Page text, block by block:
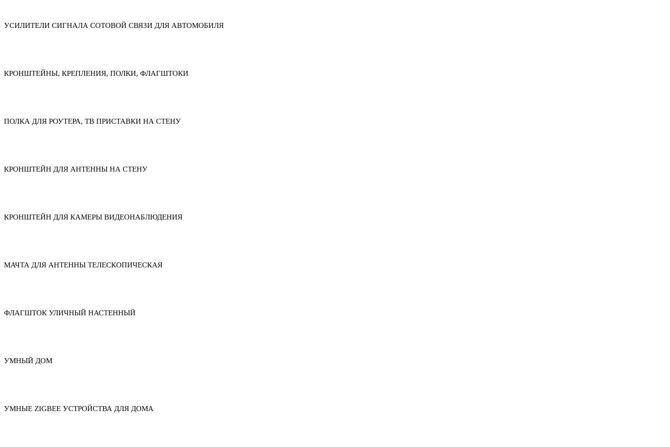
УСИЛИТЕЛИ СИГНАЛА СОТОВОЙ СВЯЗИ ДЛЯ АВТОМОБИЛЯ
КРОНШТЕЙНЫ, КРЕПЛЕНИЯ, ПОЛКИ, ФЛАГШТОКИ
ПОЛКА ДЛЯ РОУТЕРА, ТВ ПРИСТАВКИ НА СТЕНУ
КРОНШТЕЙН ДЛЯ АНТЕННЫ НА СТЕНУ
КРОНШТЕЙН ДЛЯ КАМЕРЫ ВИДЕОНАБЛЮДЕНИЯ
МАЧТА ДЛЯ АНТЕННЫ ТЕЛЕСКОПИЧЕСКАЯ
ФЛАГШТОК УЛИЧНЫЙ НАСТЕННЫЙ
УМНЫЙ ДОМ
УМНЫЕ ZIGBEE УСТРОЙСТВА ДЛЯ ДОМА